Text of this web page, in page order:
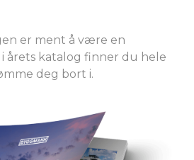
er ment å være en
i årets katalog finner du hele
deg bort i.